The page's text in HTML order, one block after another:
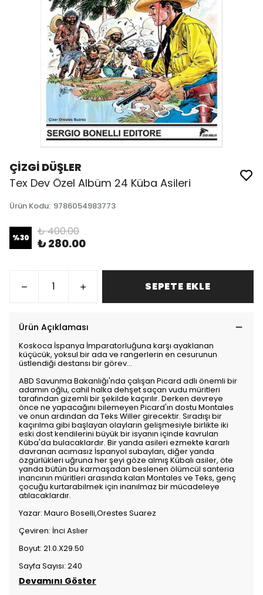
ÇİZGİ DÜŞLER
Tex Dev Özel Albüm 24 Küba Asileri
Ürün Kodu: 9786054983773
%30 ₺ 400.00
₺ 280.00
SEPETE EKLE
Ürün Açıklaması
Koskoca İspanya İmparatorluğuna karşı ayaklanan
küçücük, yoksul bir ada ve rangerlerin en cesurunun
üstlendiği destansı bir görev...
ABD Savunma Bakanlığı'nda çalışan Picard adlı önemli bir
adamın oğlu, cahil halka dehşet saçan vudu müritleri
tarafından gizemli bir şekilde kaçırılır. Derken devreye
önce ne yapacağını bilemeyen Picard'ın dostu Montales
ve onun ardından da Teks Willer girecektir. Sıradışı bir
kaçırılma gibi başlayan olayların gelişmesiyle birlikte iki
eski dost kendilerini büyük bir isyanın içinde kavrulan
Küba'da bulacaklardır. Bir yanda asileri ezmekte kararlı
davranan acımasız İspanyol subayları, diğer yanda
özgürlükleri uğruna her şeyi göze almış Kübalı asiler, öte
yanda bütün bu karmaşadan beslenen ölümcül santeria
inancının müritleri arasında kalan Montales ve Teks, genç
çocuğu kurtarabilmek için inanılmaz bir mücadeleye
atılacaklardır.
Yazar: Mauro Boselli,Orestes Suarez
Çeviren: İnci Aslıer
Boyut: 21.0.X29.50
Sayfa Sayısı: 240
Devamını Göster